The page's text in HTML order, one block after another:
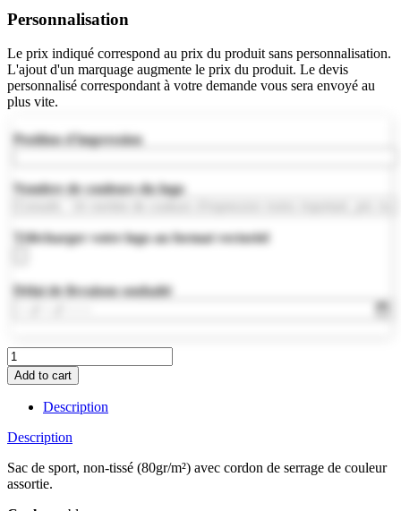
Personnalisation
Le prix indiqué correspond au prix du produit sans personnalisation.
L'ajout d'un marquage augmente le prix du produit. Le devis
personnalisé correspondant à votre demande vous sera envoyé au
plus vite.
Position d'impression
Nombre de couleurs du logo
Télécharger votre logo au format vectoriel
Délai de livraison souhaité
MO8031-
06
quantity
Add to cart
Description
Description
Sac de sport, non-tissé (80gr/m²) avec cordon de serrage de couleur
assortie.